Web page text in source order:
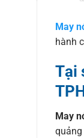
May
hành
Tại
May